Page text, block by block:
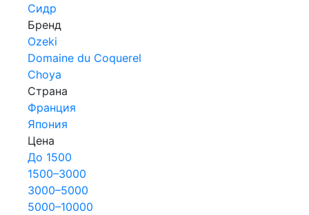
Сидр
Бренд
Ozeki
Domaine du Coquerel
Choya
Страна
Франция
Япония
Цена
До 1500
1500–3000
3000–5000
5000–10000